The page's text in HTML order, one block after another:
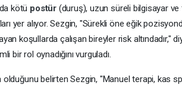
kötü postür (duruş), uzun süreli bilgisayar ve
yer alıyor. Sezgin, "Sürekli öne eğik
koşullarda çalışan bireyler risk altındadır,"
bir rol oynadığını vurguladı.
belirten Sezgin, "Manuel terapi, kas